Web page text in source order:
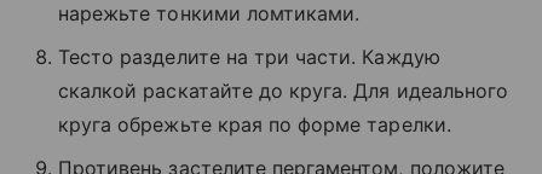
нарежьте тонкими ломтиками.
Тесто разделите на три части. Каждую
скалкой раскатайте до круга. Для идеального
круга обрежьте края по форме тарелки.
Противень застелите пергаментом, положите